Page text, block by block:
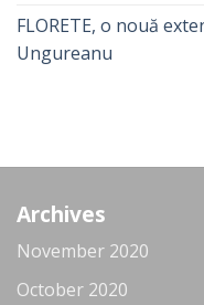
FLORETE, o nouă
Ungureanu
Archives
November 2020
October 2020